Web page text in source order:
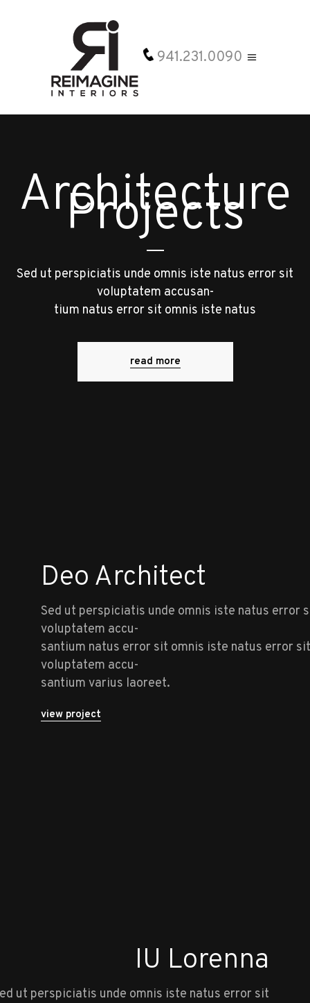
941.231.0090
Architecture
Projects
Sed ut perspiciatis unde omnis iste natus error sit
voluptatem accusan-
tium natus error sit omnis iste natus
read more
Deo Architect
Sed ut perspiciatis unde omnis iste natus error
voluptatem accu-
santium natus error sit omnis iste natus error
voluptatem accu-
santium varius laoreet.
view project
IU Lorenna
ut perspiciatis unde omnis iste natus error sit